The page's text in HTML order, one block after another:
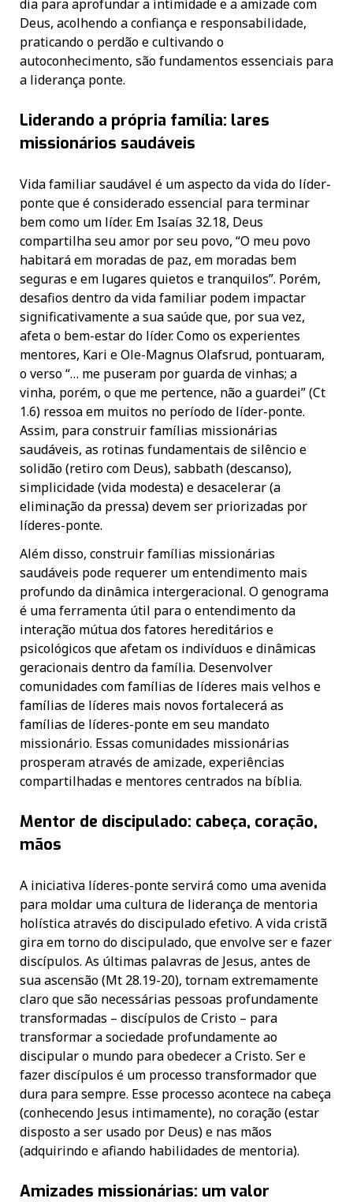
dia para aprofundar a intimidade e a amizade com
Deus, acolhendo a confiança e responsabilidade,
praticando o perdão e cultivando o
autoconhecimento, são fundamentos essenciais para
a liderança ponte.
Liderando a própria família: lares
missionários saudáveis
Vida familiar saudável é um aspecto da vida do líder-
ponte que é considerado essencial para terminar
bem como um líder. Em Isaías 32.18, Deus
compartilha seu amor por seu povo, “O meu povo
habitará em moradas de paz, em moradas bem
seguras e em lugares quietos e tranquilos”. Porém,
desafios dentro da vida familiar podem impactar
significativamente a sua saúde que, por sua vez,
afeta o bem-estar do líder. Como os experientes
mentores, Kari e Ole-Magnus Olafsrud, pontuaram,
o verso “… me puseram por guarda de vinhas; a
vinha, porém, o que me pertence, não a guardei” (Ct
1.6) ressoa em muitos no período de líder-ponte.
Assim, para construir famílias missionárias
saudáveis, as rotinas fundamentais de silêncio e
solidão (retiro com Deus), sabbath (descanso),
simplicidade (vida modesta) e desacelerar (a
eliminação da pressa) devem ser priorizadas por
líderes-ponte.
Além disso, construir famílias missionárias
saudáveis pode requerer um entendimento mais
profundo da dinâmica intergeracional. O genograma
é uma ferramenta útil para o entendimento da
interação mútua dos fatores hereditários e
psicológicos que afetam os indivíduos e dinâmicas
geracionais dentro da família. Desenvolver
comunidades com famílias de líderes mais velhos e
famílias de líderes mais novos fortalecerá as
famílias de líderes-ponte em seu mandato
missionário. Essas comunidades missionárias
prosperam através de amizade, experiências
compartilhadas e mentores centrados na bíblia.
Mentor de discipulado: cabeça, coração,
mãos
A iniciativa líderes-ponte servirá como uma avenida
para moldar uma cultura de liderança de mentoria
holística através do discipulado efetivo. A vida cristã
gira em torno do discipulado, que envolve ser e fazer
discípulos. As últimas palavras de Jesus, antes de
sua ascensão (Mt 28.19-20), tornam extremamente
claro que são necessárias pessoas profundamente
transformadas – discípulos de Cristo – para
transformar a sociedade profundamente ao
discipular o mundo para obedecer a Cristo. Ser e
fazer discípulos é um processo transformador que
dura para sempre. Esse processo acontece na cabeça
(conhecendo Jesus intimamente), no coração (estar
disposto a ser usado por Deus) e nas mãos
(adquirindo e afiando habilidades de mentoria).
Amizades missionárias: um valor